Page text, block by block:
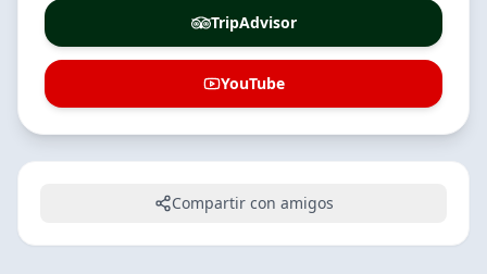
TripAdvisor
YouTube
Compartir con amigos